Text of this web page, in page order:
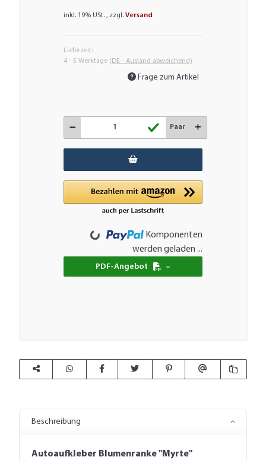
inkl. 19% USt. , zzgl. Versand
Lieferzeit:
4 - 5 Werktage (DE - Ausland abweichend)
Frage zum Artikel
Paar
Loading...
Komponenten
werden geladen ...
PDF-Angebot
Beschreibung
Autoaufkleber Blumenranke "Myrte"